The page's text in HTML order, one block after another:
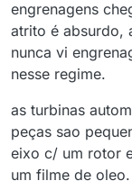
engrenagens
atrito é absurdo,
nunca vi
nesse regime.
as turbinas
peças sao
eixo c/ um rotor
um filme de oleo.